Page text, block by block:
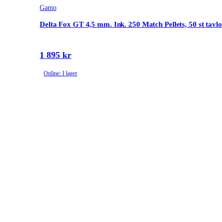
Gamo
Delta Fox GT 4,5 mm. Ink. 250 Match Pellets, 50 st
1 895 kr
Online: I lager